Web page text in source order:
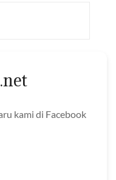
kami di Facebook